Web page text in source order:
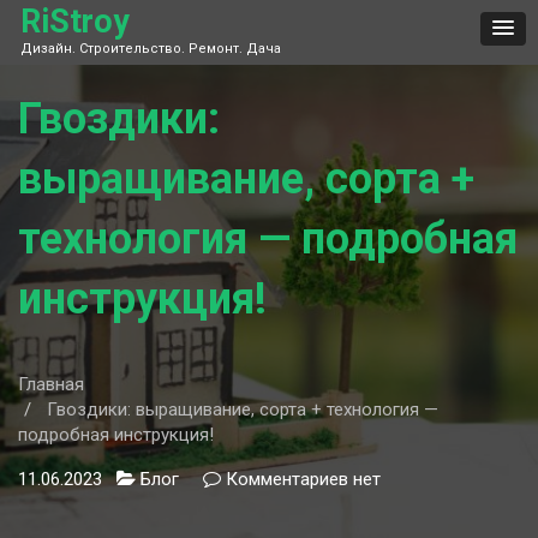
Skip
content
RiStroy
Дизайн. Строительство. Ремонт. Дача
Гвоздики:
выращивание, сорта +
технология — подробная
инструкция!
Главная
Гвоздики: выращивание, сорта + технология —
подробная инструкция!
11.06.2023 Блог Комментариев кнет